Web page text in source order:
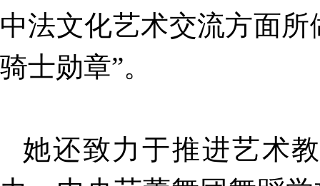
中法文化艺术交流方面
骑士勋章”。
她还致力于推进艺术